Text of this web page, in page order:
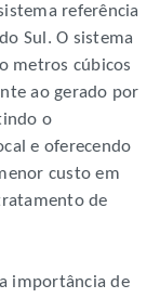
referência
Sul. O sistema
metros cúbicos
ao gerado por
o
e oferecendo
custo em
de
importância de